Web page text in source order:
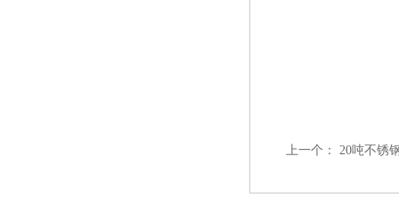
上一个： 20吨不锈